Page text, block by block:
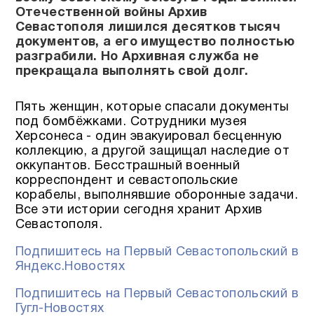
Отечественной войны Архив
Севастополя лишился десятков тысяч
документов, а его имущество полностью
разграбили. Но Архивная служба не
прекращала выполнять свой долг.
Пять женщин, которые спасали документы
под бомбёжками. Сотрудники музея
Херсонеса - один эвакуировал бесценную
коллекцию, а другой защищал наследие от
оккупантов. Бесстрашный военный
корреспондент и севастопольские
корабелы, выполнявшие оборонные задачи.
Все эти истории сегодня хранит Архив
Севастополя.
Подпишитесь на Первый Севастопольский в
Яндекс.Новостях
Подпишитесь на Первый Севастопольский в
Гугл-Новостях